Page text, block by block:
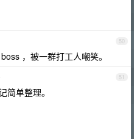
50
，被一群打工人嘲笑。
51
简单整理。